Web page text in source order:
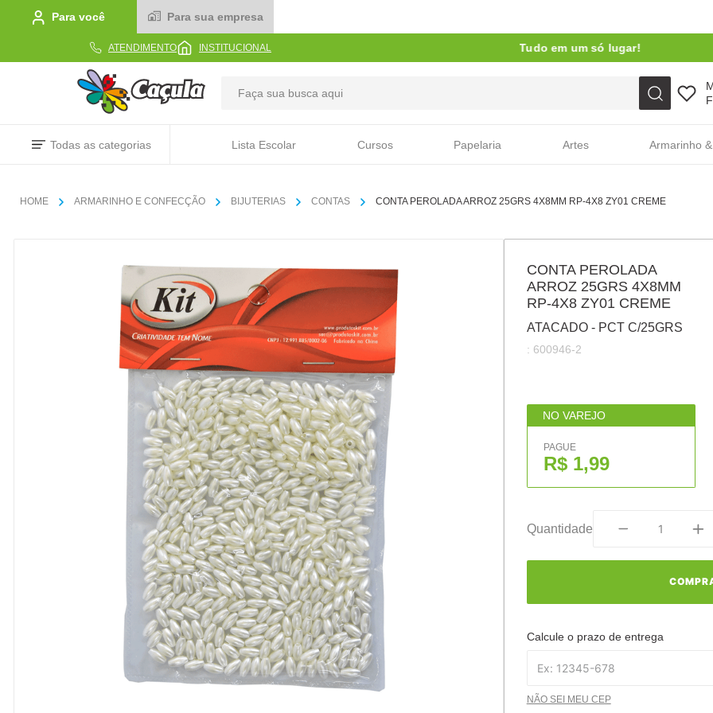
Para você Para sua empresa
ATENDIMENTO INSTITUCIONAL Tudo em um só lugar!
Todas as categorias Lista Escolar Cursos Papelaria Artes Armarinho
ARMARINHO E CONFECÇÃO BIJUTERIAS CONTAS CONTA PEROLADA ARROZ 25GRS 4X8MM RP-4X8 ZY01 CREME
CONTA PEROLADA
ARROZ 25GRS 4X8MM
RP-4X8 ZY01 CREME
ATACADO - PCT C/25GRS
: 600946-2
NO VAREJO
PAGUE
R$ 1,99
Quantidade
Calcule o prazo de entrega
NÃO SEI MEU CEP
TERMOS MAIS BUSCADOS
linha
5º caixa
6 º papel
7º pincel
8º cola
9º barbante
10º fita